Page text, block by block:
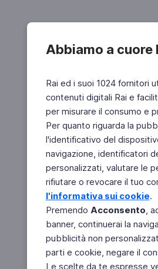
Abbiamo a cuore
Rai ed i suoi 1024 fornitori
contenuti digitali Rai e
per misurare il consumo e
Per quanto riguarda la
l'identificativo del
navigazione, identificatori
personalizzati, valutare le
rifiutare o revocare il tuo
l'informativa sui cookie.
Premendo Acconsento,
banner, continuerai la
pubblicità non
parti e cookie, negare il
Le scelte da te espresse